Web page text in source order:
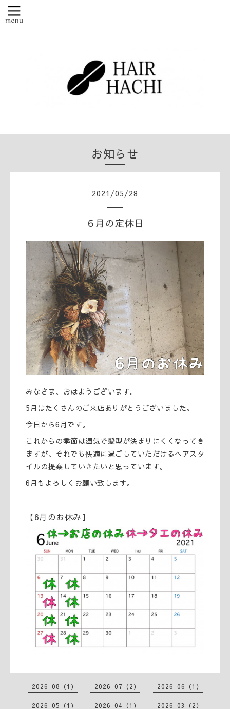
お知らせ
2021 /05/28
６月の定休日
みなさま、おはようございます。
5月はたくさんのご来店ありがとうございました。
今日から6月です。
これからの季節は湿気で髪型が決まりにくくなってき
ますが、それでも快適に過ごしていただけるヘアスタ
イルの提案していきたいと思っています。
6月もよろしくお願い致します。
【6月のお休み】
2026-08（1） 2026-07（2） 2026-06（1）
2026-05（1） 2026-04（1） 2026-03（2）